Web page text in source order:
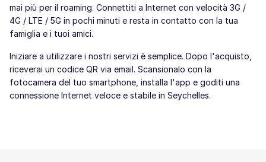
mai più per il roaming. Connettiti a Internet con velocità 3G /
4G / LTE / 5G in pochi minuti e resta in contatto con la tua
famiglia e i tuoi amici.
Iniziare a utilizzare i nostri servizi è semplice. Dopo l'acquisto,
riceverai un codice QR via email. Scansionalo con la
fotocamera del tuo smartphone, installa l'app e goditi una
connessione Internet veloce e stabile in Seychelles.